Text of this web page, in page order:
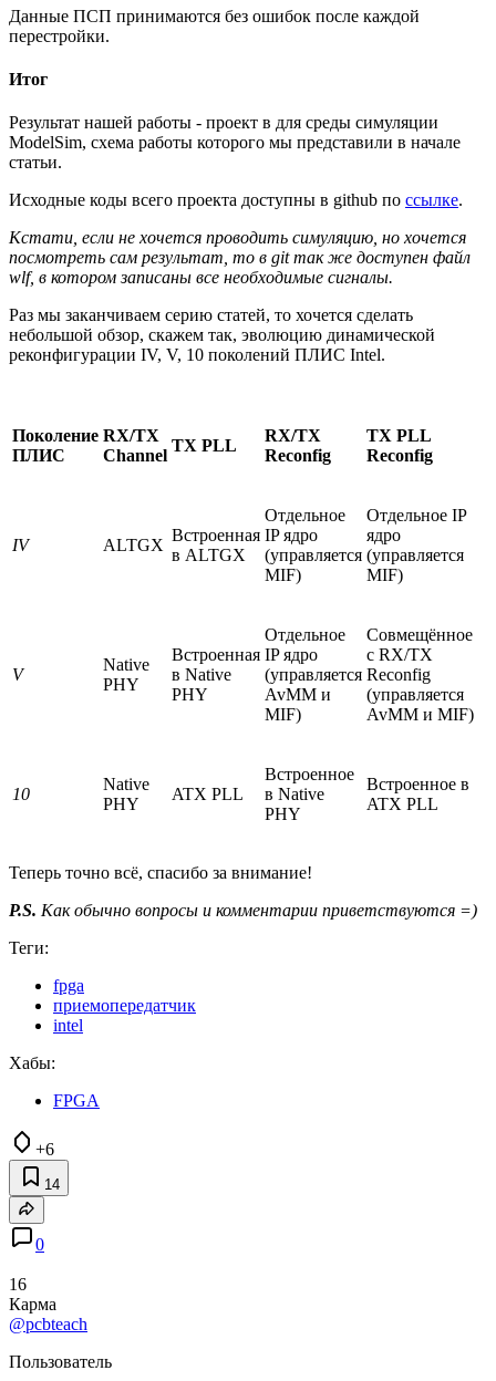
Данные ПСП принимаются без ошибок после каждой
перестройки.
Итог
Результат нашей работы - проект в для среды симуляции
ModelSim, схема работы которого мы представили в начале
статьи.
Исходные коды всего проекта доступны в github по ссылке.
Кстати, если не хочется проводить симуляцию, но хочется
посмотреть сам результат, то в git так же доступен файл
wlf, в котором записаны все необходимые сигналы.
Раз мы заканчиваем серию статей, то хочется сделать
небольшой обзор, скажем так, эволюцию динамической
реконфигурации IV, V, 10 поколений ПЛИС Intel.
Поколение
ПЛИС
RX/TX
Channel
TX PLL
RX/TX
Reconfig
TX PLL
Reconfig
IV ALTGX
Встроенная
в ALTGX
Отдельное
IP ядро
(управляется
MIF)
Отдельное IP
ядро
(управляется
MIF)
V
Native
PHY
Встроенная
в Native
PHY
Отдельное
IP ядро
(управляется
AvMM и
MIF)
Совмещённое
с RX/TX
Reconfig
(управляется
AvMM и MIF)
10
Native
PHY
ATX PLL
Встроенное
в Native
PHY
Встроенное в
ATX PLL
Теперь точно всё, спасибо за внимание!
P.S. Как обычно вопросы и комментарии приветствуются =)
Теги:
fpga
приемопередатчик
intel
Хабы:
FPGA
+6
14
0
16
Карма
@pcbteach
Пользователь